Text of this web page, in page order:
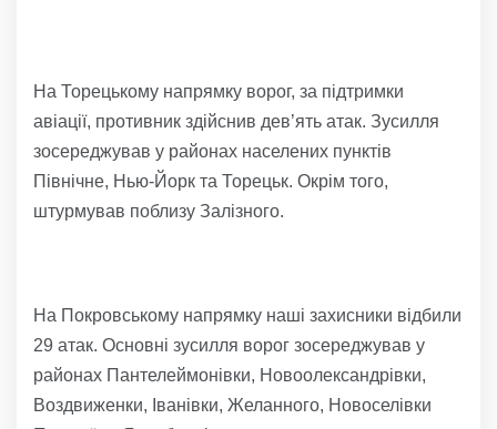
На Торецькому напрямку ворог, за підтримки
авіації, противник здійснив дев’ять атак. Зусилля
зосереджував у районах населених пунктів
Північне, Нью-Йорк та Торецьк. Окрім того,
штурмував поблизу Залізного.
На Покровському напрямку наші захисники відбили
29 атак. Основні зусилля ворог зосереджував у
районах Пантелеймонівки, Новоолександрівки,
Воздвиженки, Іванівки, Желанного, Новоселівки